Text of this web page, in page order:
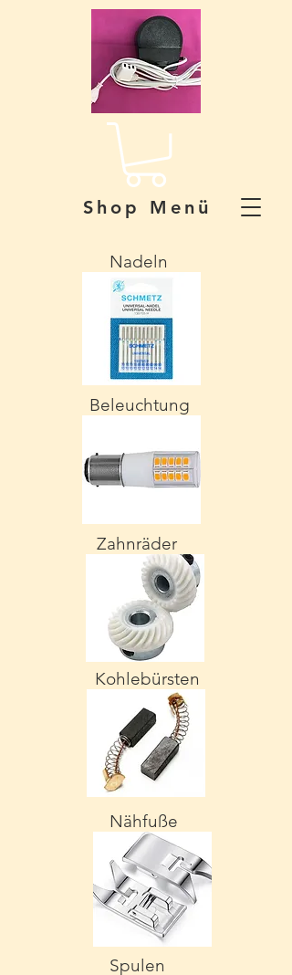
Shop Menü
Nadeln
Beleuchtung
Zahnräder
Kohlebürsten
Nähfuße
Spulen